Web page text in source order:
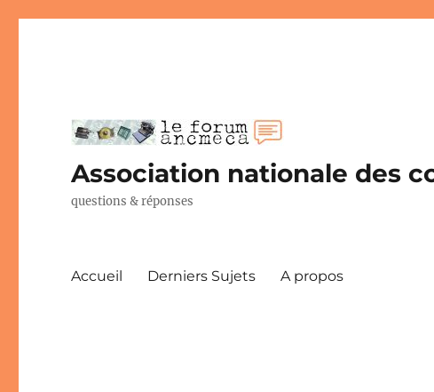
Association nationale des
questions & réponses
Accueil Derniers Sujets A propos